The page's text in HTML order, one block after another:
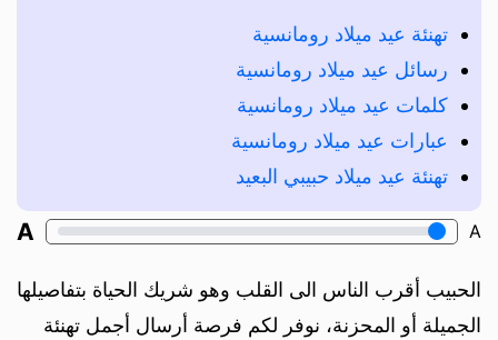
تهنئة عيد ميلاد رومانسية
رسائل عيد ميلاد رومانسية
كلمات عيد ميلاد رومانسية
عبارات عيد ميلاد رومانسية
تهنئة عيد ميلاد حبيبي البعيد
A
A
الحبيب أقرب الناس الى القلب وهو شريك الحياة بتفاصيلها
الجميلة أو المحزنة، نوفر لكم فرصة أرسال أجمل تهنئة